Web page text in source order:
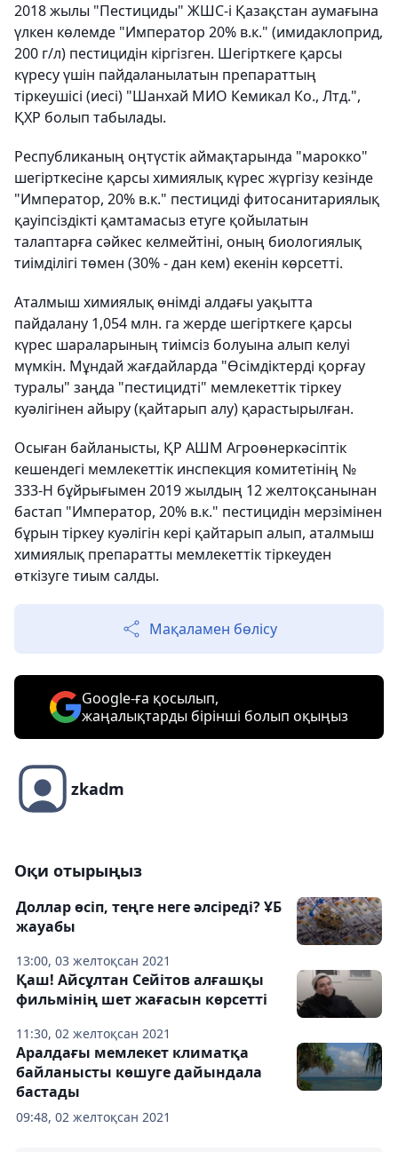
2018 жылы "Пестициды" ЖШС-і Қазақстан аумағына
үлкен көлемде "Император 20% в.к." (имидаклоприд,
200 г/л) пестицидін кіргізген. Шегірткеге қарсы
күресу үшін пайдаланылатын препараттың
тіркеушісі (иесі) "Шанхай МИО Кемикал Ко., Лтд.",
ҚХР болып табылады.
Республиканың оңтүстік аймақтарында "марокко"
шегірткесіне қарсы химиялық күрес жүргізу кезінде
"Император, 20% в.к." пестициді фитосанитариялық
қауіпсіздікті қамтамасыз етуге қойылатын
талаптарға сәйкес келмейтіні, оның биологиялық
тиімділігі төмен (30% - дан кем) екенін көрсетті.
Аталмыш химиялық өнімді алдағы уақытта
пайдалану 1,054 млн. га жерде шегірткеге қарсы
күрес шараларының тиімсіз болуына алып келуі
мүмкін. Мұндай жағдайларда "Өсімдіктерді қорғау
туралы" заңда "пестицидті" мемлекеттік тіркеу
куәлігінен айыру (қайтарып алу) қарастырылған.
Осыған байланысты, ҚР АШМ Агроөнеркәсіптік
кешендегі мемлекеттік инспекция комитетінің №
333-Н бұйрығымен 2019 жылдың 12 желтоқсанынан
бастап "Император, 20% в.к." пестицидін мерзімінен
бұрын тіркеу куәлігін кері қайтарып алып, аталмыш
химиялық препаратты мемлекеттік тіркеуден
өткізуге тиым салды.
Мақаламен бөлісу
Google-ға қосылып,
жаңалықтарды бірінші болып оқыңыз
zkadm
Оқи отырыңыз
13:00, 03 желтоқсан 2021
Доллар өсіп, теңге неге әлсіреді? ҰБ
жауабы
11:30, 02 желтоқсан 2021
Қаш! Айсұлтан Сейітов алғашқы
фильмінің шет жағасын көрсетті
09:48, 02 желтоқсан 2021
Аралдағы мемлекет климатқа
байланысты көшуге дайындала
бастады